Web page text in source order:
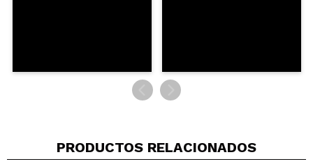
PRODUCTOS RELACIONADOS